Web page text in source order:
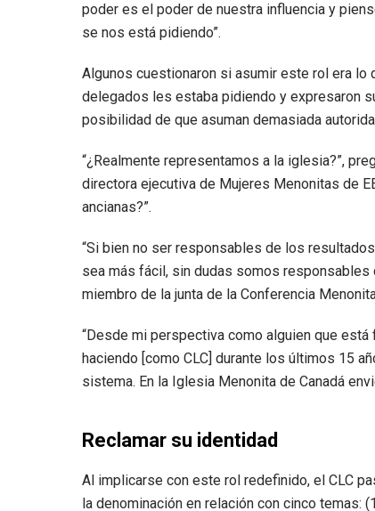
poder es el poder de nuestra influencia y
se nos está pidiendo”.
Algunos cuestionaron si asumir este rol era lo
delegados les estaba pidiendo y expresaron
posibilidad de que asuman demasiada
“¿Realmente representamos a la iglesia?”,
directora ejecutiva de Mujeres Menonitas de
ancianas?”.
“Si bien no ser responsables de los
sea más fácil, sin dudas somos responsables
miembro de la junta de la Conferencia
“Desde mi perspectiva como alguien que
haciendo [como CLC] durante los últimos 15
sistema. En la Iglesia Menonita de Canadá
Reclamar su identidad
Al implicarse con este rol redefinido, el CLC
la denominación en relación con cinco temas: